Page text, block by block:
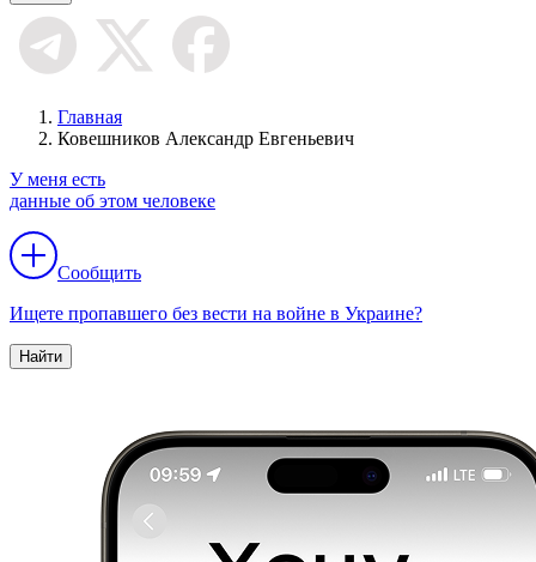
Главная
Ковешников Александр Евгеньевич
У меня есть
данные об этом человеке
Сообщить
Ищете пропавшего без вести на войне в Украине?
Найти